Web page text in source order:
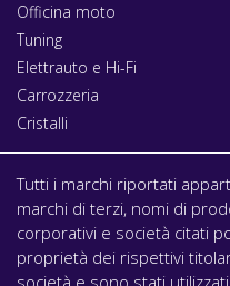
Officina moto
Tuning
Elettrauto e Hi-Fi
Carrozzeria
Cristalli
Tutti i marchi riportati
marchi di terzi, nomi di
corporativi e società citati
proprietà dei rispettivi
società e sono stati